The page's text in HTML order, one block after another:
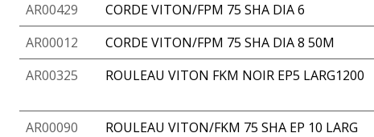
AR00429 CORDE VITON/FPM 75 SHA DIA 6
AR00012 CORDE VITON/FPM 75 SHA DIA 8 50M
AR00325 ROULEAU VITON FKM NOIR EP5 LARG1200
AR00090
ROULEAU VITON/FKM 75 SHA EP 10 LARG